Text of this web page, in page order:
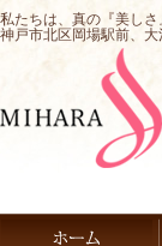
私たちは、真の『美し
神戸市北区岡場駅前、